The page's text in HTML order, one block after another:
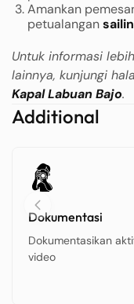
Amankan
petualangan
Untuk informasi
lainnya, kunjungi
Kapal Labuan Bajo.
Additional
Dokumentasi
Dokumentasikan
video